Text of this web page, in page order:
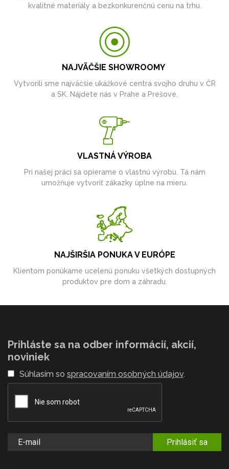
kvalitné materiály a bezkonkurenčnú cenu na trhu.
NAJVÄČŠIE SHOWROOMY
Vytvorili sme najväčšie ukážkové centrá svojho druhu v ČR
a SK. Nájdete nás v Prahe a Prešove.
VLASTNÁ VÝROBA
Pri našej práci sa opierame o vlastnú výrobu. Tá nám
umožňuje vytvoriť zákazky úplne na mieru.
NAJŠIRŠIA PONUKA V EURÓPE
Klientom ponúkame ucelenú ponuku všetkých dostupných
produktov pre dom a záhradu.
Prihláste sa na odber informácií, akcií,
noviniek
Súhlasím so spracovaním osobných údajov.
Prihlásiť sa